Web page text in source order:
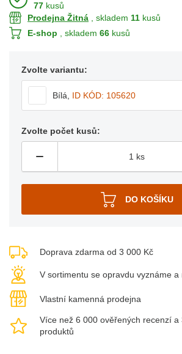
77 kusů
Prodejna Žitná , skladem 11 kusů
E-shop , skladem 66 kusů
Zvolte variantu:
Bílá, ID KÓD: 105620
Zvolte počet kusů:
Doprava zdarma od 3 000 Kč
V sortimentu se opravdu vyznáme
Vlastní kamenná prodejna
Více než 6 000 ověřených recenzí a
produktů